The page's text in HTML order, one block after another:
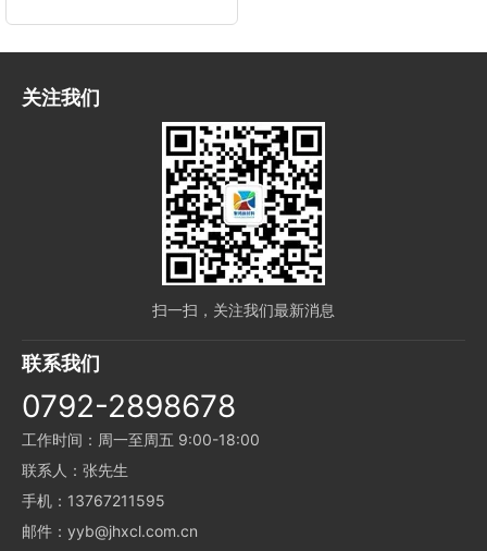
关注我们
扫一扫，关注我们最新消息
联系我们
0792-2898678
工作时间：周一至周五 9:00-18:00
联系人：张先生
手机：13767211595
邮件：yyb@jhxcl.com.cn